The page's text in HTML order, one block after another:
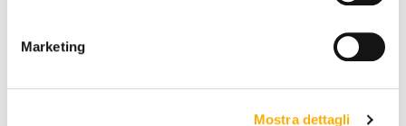
Marketing
Mostra dettagli
COLORE PIANO: